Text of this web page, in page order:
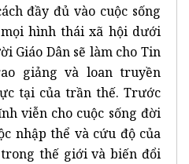
đầy đủ vào cuộc sống
hình thái xã hội dưới
Giáo Dân sẽ làm cho Tin
giảng và loan truyền
tại của trần thế. Trước
viễn cho cuộc sống đời
nhập thể và cứu độ của
thế giới và biến đổi